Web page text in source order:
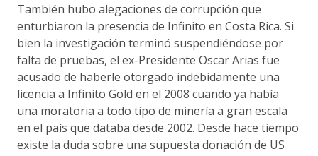
También hubo alegaciones de corrupción que
enturbiaron la presencia de Infinito en Costa Rica. Si
bien la investigación terminó suspendiéndose por
falta de pruebas, el ex-Presidente Oscar Arias fue
acusado de haberle otorgado indebidamente una
licencia a Infinito Gold en el 2008 cuando ya había
una moratoria a todo tipo de minería a gran escala
en el país que databa desde 2002. Desde hace tiempo
existe la duda sobre una supuesta donación de US